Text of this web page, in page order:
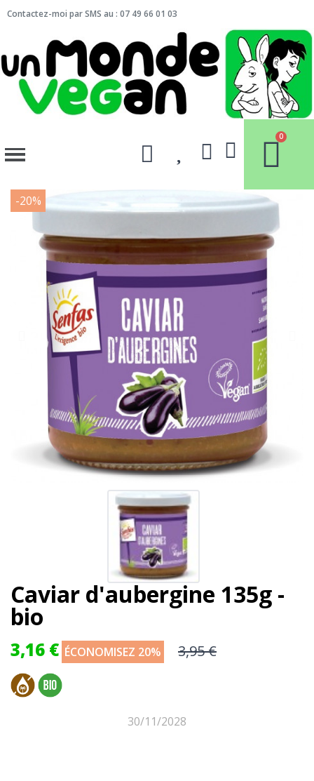
Contactez-moi par SMS au : 07 49 66 01 03
-20%
Caviar d'aubergine 135g -
bio
3,16 € ÉCONOMISEZ 20% 3,95 €
30/11/2028